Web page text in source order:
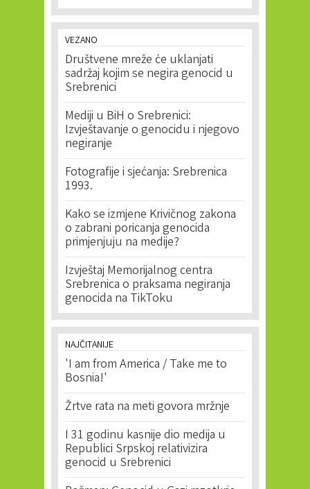
VEZANO
Društvene mreže će uklanjati
sadržaj kojim se negira genocid u
Srebrenici
Mediji u BiH o Srebrenici:
Izvještavanje o genocidu i njegovo
negiranje
Fotografije i sjećanja: Srebrenica
1993.
Kako se izmjene Krivičnog zakona
o zabrani poricanja genocida
primjenjuju na medije?
Izvještaj Memorijalnog centra
Srebrenica o praksama negiranja
genocida na TikToku
NAJČITANIJE
'I am from America / Take me to
Bosnia!'
Žrtve rata na meti govora mržnje
I 31 godinu kasnije dio medija u
Republici Srpskoj relativizira
genocid u Srebrenici